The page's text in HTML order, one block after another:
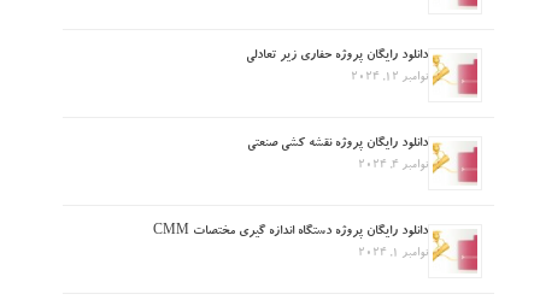
دانلود رایگان پروژه حفاری زیر تعادلی
نوامبر 12, 2024
دانلود رایگان پروژه نقشه کشی صنعتی
نوامبر 4, 2024
دانلود رایگان پروژه دستگاه اندازه گیری مختصات CMM
نوامبر 1, 2024